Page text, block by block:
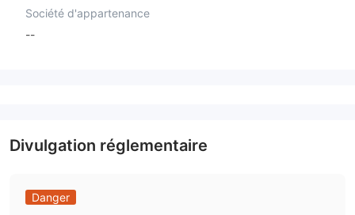
Société d'appartenance
--
Divulgation réglementaire
Danger